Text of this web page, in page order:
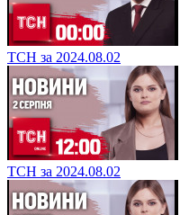
ТСН за 2024.08.02
ТСН за 2024.08.02